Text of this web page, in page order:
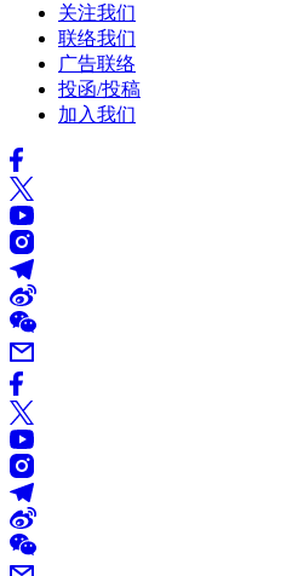
关注我们
联络我们
广告联络
投函/投稿
加入我们